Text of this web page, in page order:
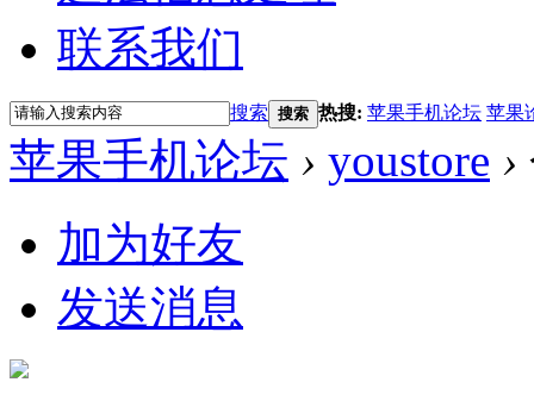
联系我们
搜索 搜索 热搜: 苹果手机论坛 苹果
苹果手机论坛 › youstore ›
加为好友
发送消息